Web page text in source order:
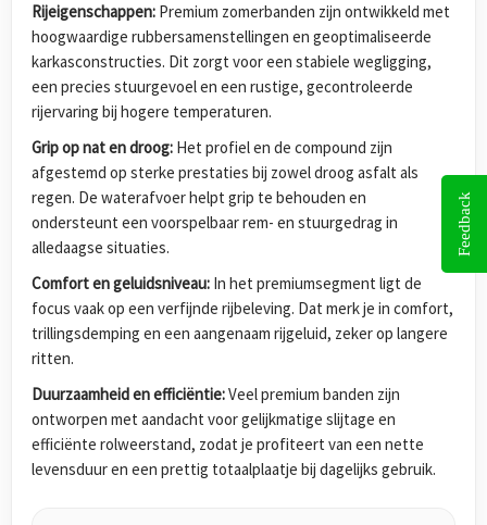
Rijeigenschappen: Premium zomerbanden zijn ontwikkeld met
hoogwaardige rubbersamenstellingen en geoptimaliseerde
karkasconstructies. Dit zorgt voor een stabiele wegligging,
een precies stuurgevoel en een rustige, gecontroleerde
rijervaring bij hogere temperaturen.
Grip op nat en droog: Het profiel en de compound zijn
afgestemd op sterke prestaties bij zowel droog asfalt als
regen. De waterafvoer helpt grip te behouden en
ondersteunt een voorspelbaar rem- en stuurgedrag in
alledaagse situaties.
Comfort en geluidsniveau: In het premiumsegment ligt de
focus vaak op een verfijnde rijbeleving. Dat merk je in comfort,
trillingsdemping en een aangenaam rijgeluid, zeker op langere
ritten.
Duurzaamheid en efficiëntie:Veel premium banden zijn
ontworpen met aandacht voor gelijkmatige slijtage en
efficiënte rolweerstand, zodat je profiteert van een nette
levensduur en een prettig totaalplaatje bij dagelijks gebruik.
Feedback